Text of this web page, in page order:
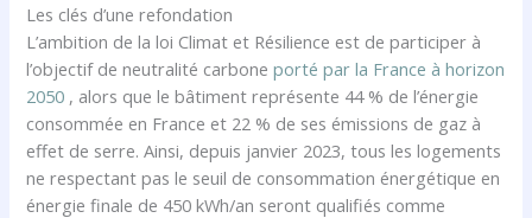
Les clés d’une refondation
L’ambition de la loi Climat et Résilience est de participer à
l’objectif de neutralité carboneporté par la France à horizon
2050 , alors que le bâtiment représente 44 % de l’énergie
consommée en France et 22 % de ses émissions de gaz à
effet de serre. Ainsi, depuis janvier 2023, tous les logements
ne respectant pas le seuil de consommation énergétique en
énergie finale de 450 kWh/an seront qualifiés comme